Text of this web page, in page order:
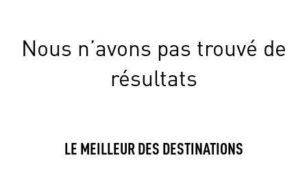
Nous n’avons pas trouvé de
résultats
LE MEILLEUR DES DESTINATIONS